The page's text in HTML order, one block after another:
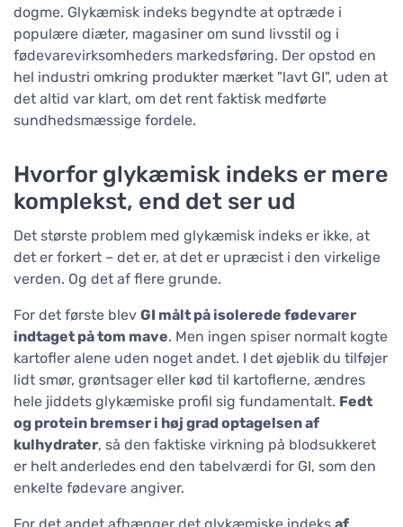
dogme. Glykæmisk indeks begyndte at optræde i
populære diæter, magasiner om sund livsstil og i
fødevarevirksomheders markedsføring. Der opstod en
hel industri omkring produkter mærket "lavt GI", uden at
det altid var klart, om det rent faktisk medførte
sundhedsmæssige fordele.
Hvorfor glykæmisk indeks er mere
komplekst, end det ser ud
Det største problem med glykæmisk indeks er ikke, at
det er forkert – det er, at det er upræcist i den virkelige
verden. Og det af flere grunde.
For det første blev GI målt på isolerede fødevarer
indtaget på tom mave. Men ingen spiser normalt kogte
kartofler alene uden noget andet. I det øjeblik du tilføjer
lidt smør, grøntsager eller kød til kartoflerne, ændres
hele jiddets glykæmiske profil sig fundamentalt. Fedt
og protein bremser i høj grad optagelsen af
kulhydrater, så den faktiske virkning på blodsukkeret
er helt anderledes end den tabelværdi for GI, som den
enkelte fødevare angiver.